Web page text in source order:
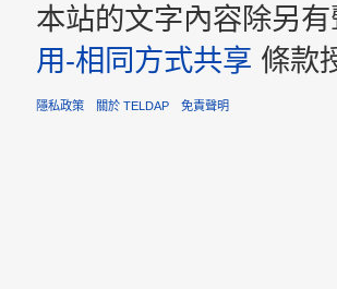
本站的文字內容除另
用-相同方式共享 條款
隱私政策 關於 TELDAP 免責聲明